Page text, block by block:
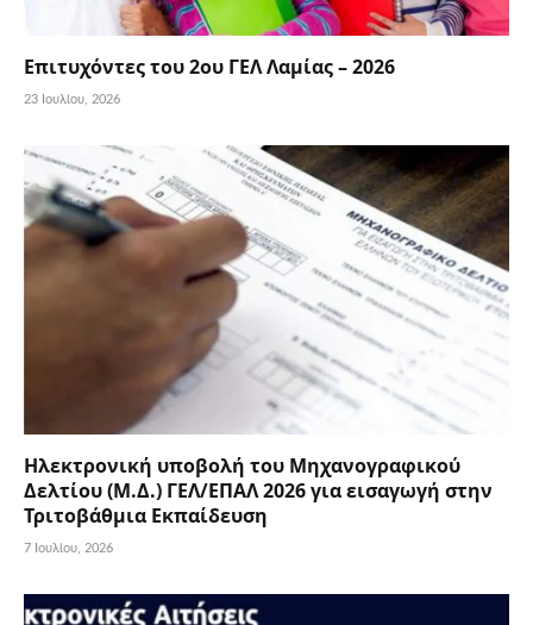
Επιτυχόντες του 2ου ΓΕΛ Λαμίας – 2026
23 Ιουλίου, 2026
Ηλεκτρονική υποβολή του Μηχανογραφικού
Δελτίου (Μ.Δ.) ΓΕΛ/ΕΠΑΛ 2026 για εισαγωγή στην
Τριτοβάθμια Εκπαίδευση
7 Ιουλίου, 2026